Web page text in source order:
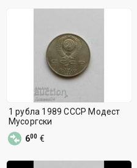
1 рубла 1989 СССР Модест
Мусоргски
600 €